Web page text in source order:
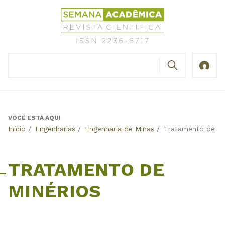
Revista
Científica
Semana
Back
VOCÊ ESTÁ AQUI
Início / Engenharias / Engenharia de Minas / Tratamento de
TRATAMENTO DE
MINÉRIOS